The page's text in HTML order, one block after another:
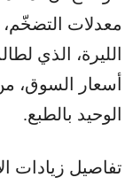
معدلات
الليرة، الذي
أسعار السوق،
الوحيد بالطبع.
تفاصيل زيادات